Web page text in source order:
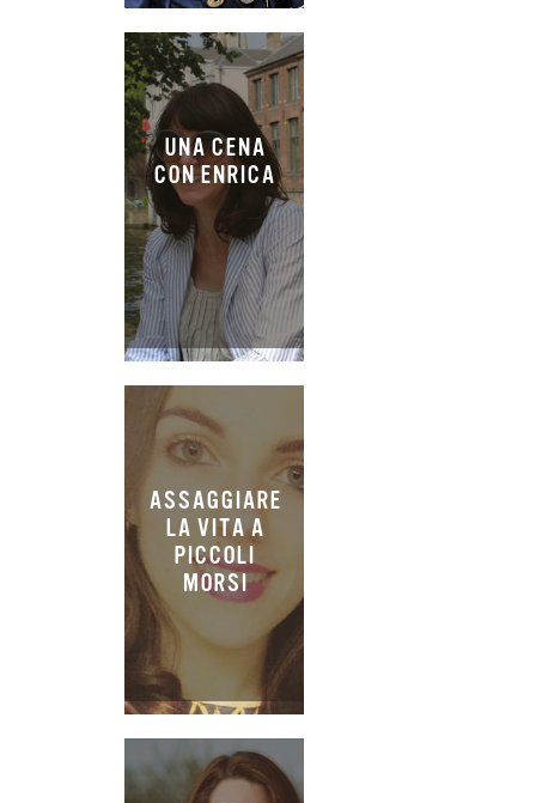
UNA CENA
CON ENRICA
ASSAGGIARE
LA VITA A
PICCOLI
MORSI